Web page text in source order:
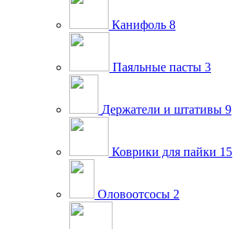
Канифоль 8
Паяльные пасты 3
Держатели и штативы 9
Коврики для пайки 15
Оловоотсосы 2